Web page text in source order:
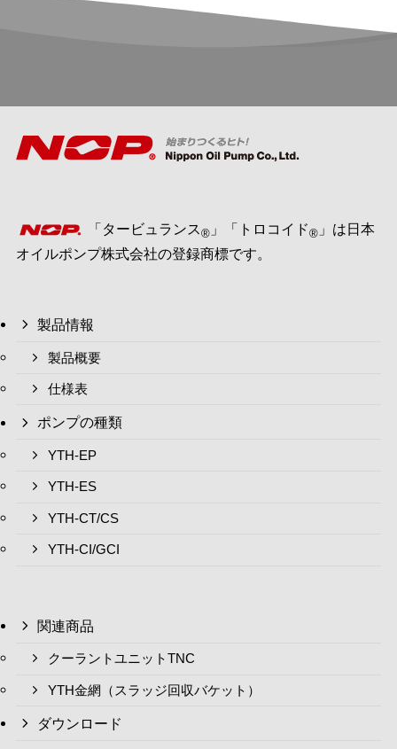
「タービュランス®」「トロコイド®」は日本
オイルポンプ株式会社の登録商標です。
製品情報
製品概要
仕様表
ポンプの種類
YTH-EP
YTH-ES
YTH-CT/CS
YTH-CI/GCI
関連商品
クーラントユニットTNC
YTH金網（スラッジ回収バケット）
ダウンロード